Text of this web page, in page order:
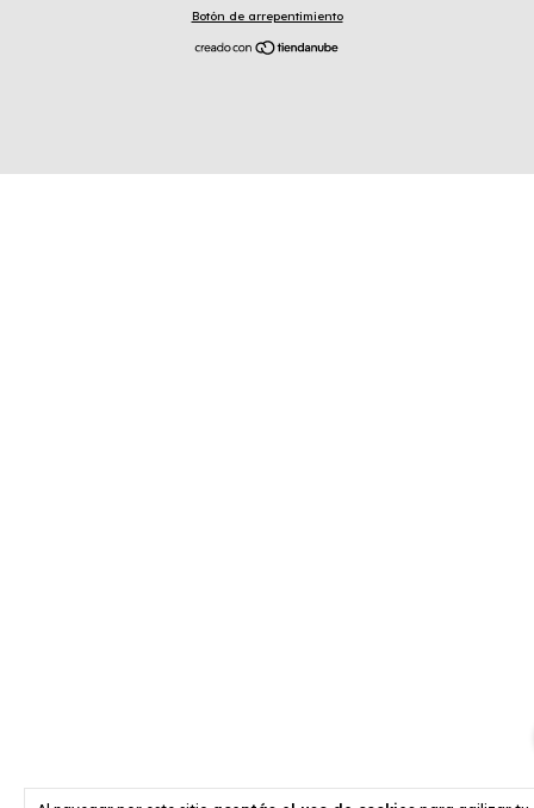
Botón de arrepentimiento